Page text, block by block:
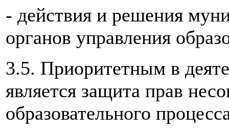
- действия и решения
органов управления
3.5. Приоритетным в
является защита прав
образовательного